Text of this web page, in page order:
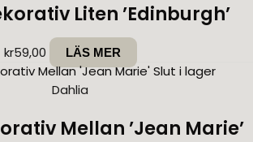
Liten ’Edinburgh’
kr59,00 LÄS MER
Slut i lager
Dahlia
Mellan ’Jean Marie’